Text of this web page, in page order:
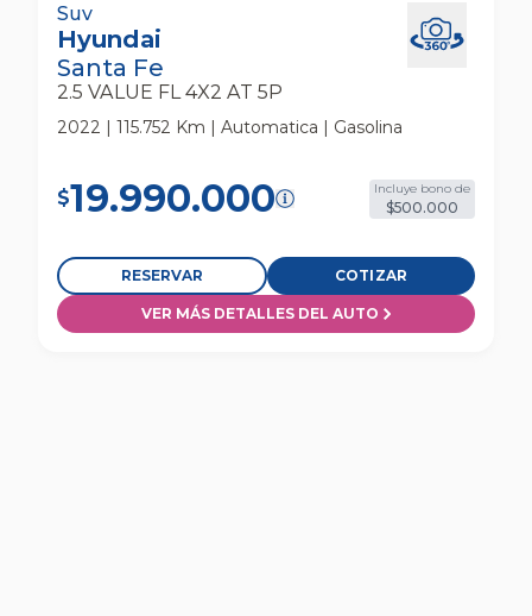
Hyundai Santa Fe 2.5 Value Fl 4x2 At 5p Suv
Suv
Hyundai
Santa Fe
2.5 VALUE FL 4X2 AT 5P
2022 | 115.752 Km | Automatica | Gasolina
$19.990.000 Incluye bono de
$500.000
RESERVAR COTIZAR
VER MÁS DETALLES DEL AUTO